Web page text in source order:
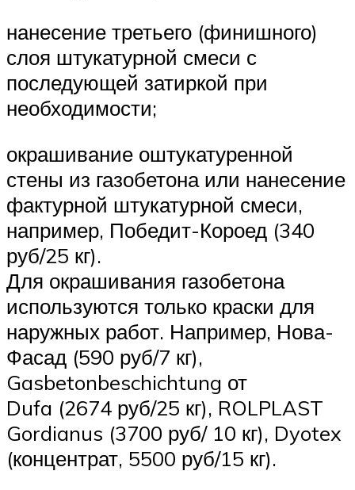
нанесение третьего (финишного)
слоя штукатурной смеси с
последующей затиркой при
необходимости;
окрашивание оштукатуренной
стены из газобетона или нанесение
фактурной штукатурной смеси,
например, Победит-Короед (340
руб/25 кг).
Для окрашивания газобетона
используются только краски для
наружных работ. Например, Нова-
Фасад (590 руб/7 кг),
Gasbetonbeschichtung от
Dufa (2674 руб/25 кг), ROLPLAST
Gordianus (3700 руб/ 10 кг), Dyotex
(концентрат, 5500 руб/15 кг).